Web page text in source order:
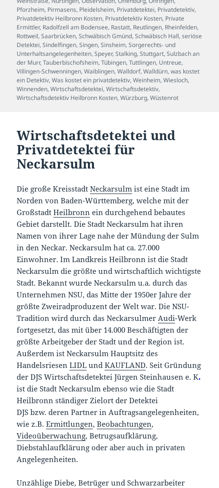
Pforzheim, Pirmasens, Pleidelsheim, Privatdetektei, Privatdetektiv,
Privatdetektiv Heilbronn Kosten, Privatdetektiv Kosten, Private
Ermittler, Radolfzell am Bodensee, Rastatt, Reutlingen, Rheinfelden,
Rottweil,Saarbrücken,Schwäbisch Gmünd,Schwäbisch Hall,seriöse
Detektei,Sindelfingen,Singen,Sinsheim,Sorgerechts- und
Unterhaltsangelegenheiten,Speyer,Stalking,Stuttgart,Sulzbach an
der Murr,Tauberbischofsheim,Tübingen,Tuttlingen, Untreue,
Villingen-Schwenningen,Waiblingen,Walldorf,Walldürn,was kostet
ein Detektiv,Was kostet ein privatdetektiv,Weinheim,Wiesloch,
Winnenden,Wirtschaftsdetektei,Wirtschaftsdetektiv,
Wirtschaftsdetektiv Heilbronn Kosten,Würzburg,Wüstenrot
Wirtschaftsdetektei und
Privatdetektei für
Neckarsulm
Die große KreisstadtNeckarsulm ist eine Stadt im
Norden von Baden-Württemberg, welche mit der
GroßstadtHeilbronn ein durchgehend bebautes
Gebiet darstellt. Die Stadt Neckarsulm hat ihren
Namen von ihrer Lage nahe der Mündung der Sulm
in den Neckar. Neckarsulm hat ca. 27.000
Einwohner. Im Landkreis Heilbronn ist die Stadt
Neckarsulm die größte und wirtschaftlich wichtigste
Stadt. Bekannt wurde Neckarsulm u.a. durch das
Unternehmen NSU, das Mitte der 1950er Jahre der
größte Zweiradproduzent der Welt war. Die NSU-
Tradition wird durch das NeckarsulmerAudi-Werk
fortgesetzt, das mit über 14.000 Beschäftigten der
größte Arbeitgeber der Stadt und der Region ist.
Außerdem ist Neckarsulm Hauptsitz des
HandelsriesenLIDL undKAUFLAND. Seit Gründung
der DJS Wirtschaftsdetektei Jürgen Steinhausen e. K.
ist die Stadt Neckarsulm ebenso wie die Stadt
Heilbronn ständiger Zielort der Detektei
DJS bzw. deren Partner in Auftragsangelegenheiten,
wie z.B.Ermittlungen,Beobachtungen,
Videoüberwachung, Betrugsaufklärung,
Diebstahlaufklärung oder aber auch in privaten
Angelegenheiten.
Unzählige Diebe, Betrüger und Schwarzarbeiter